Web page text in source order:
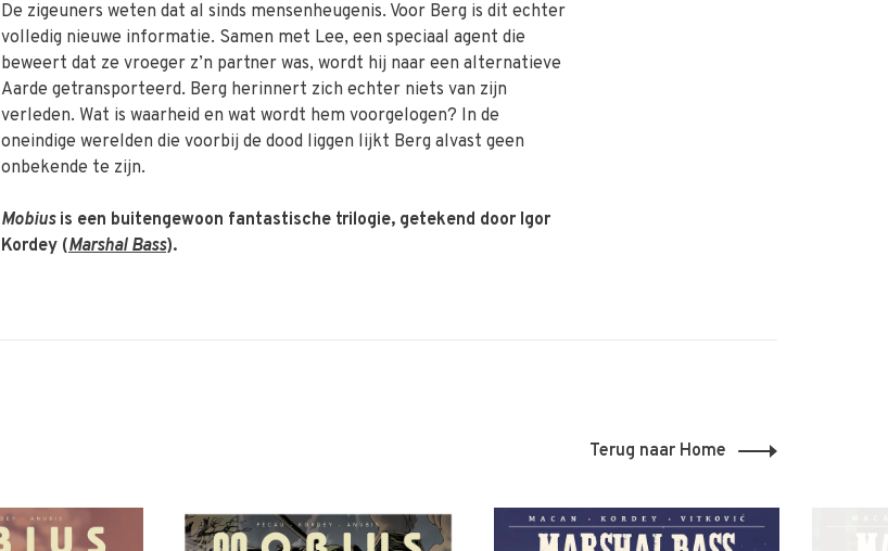
De zigeuners weten dat al sinds mensenheugenis. Voor Berg is dit echter
volledig nieuwe informatie. Samen met Lee, een speciaal agent die
beweert dat ze vroeger z’n partner was, wordt hij naar een alternatieve
Aarde getransporteerd. Berg herinnert zich echter niets van zijn
verleden. Wat is waarheid en wat wordt hem voorgelogen? In de
oneindige werelden die voorbij de dood liggen lijkt Berg alvast geen
onbekende te zijn.
Mobiusis een buitengewoon fantastische trilogie, getekend door Igor
Kordey (Marshal Bass).
Terug naar Home